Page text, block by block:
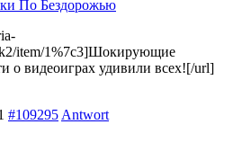
По Бездорожью
k2/item/1%7c3]Шокирующие
о видеоиграх удивили всех![/url]
#109295 Antwort